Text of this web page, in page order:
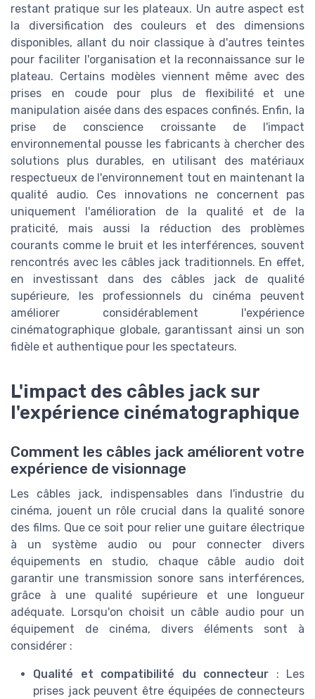
restant pratique sur les plateaux. Un autre aspect est
la diversification des couleurs et des dimensions
disponibles, allant du noir classique à d'autres teintes
pour faciliter l'organisation et la reconnaissance sur le
plateau. Certains modèles viennent même avec des
prises en coude pour plus de flexibilité et une
manipulation aisée dans des espaces confinés. Enfin, la
prise de conscience croissante de l'impact
environnemental pousse les fabricants à chercher des
solutions plus durables, en utilisant des matériaux
respectueux de l'environnement tout en maintenant la
qualité audio. Ces innovations ne concernent pas
uniquement l'amélioration de la qualité et de la
praticité, mais aussi la réduction des problèmes
courants comme le bruit et les interférences, souvent
rencontrés avec les câbles jack traditionnels. En effet,
en investissant dans des câbles jack de qualité
supérieure, les professionnels du cinéma peuvent
améliorer considérablement l'expérience
cinématographique globale, garantissant ainsi un son
fidèle et authentique pour les spectateurs.
L'impact des câbles jack sur
l'expérience cinématographique
Comment les câbles jack améliorent votre
expérience de visionnage
Les câbles jack, indispensables dans l'industrie du
cinéma, jouent un rôle crucial dans la qualité sonore
des films. Que ce soit pour relier une guitare électrique
à un système audio ou pour connecter divers
équipements en studio, chaque câble audio doit
garantir une transmission sonore sans interférences,
grâce à une qualité supérieure et une longueur
adéquate. Lorsqu'on choisit un câble audio pour un
équipement de cinéma, divers éléments sont à
considérer :
Qualité et compatibilité du connecteur : Les
prises jack peuvent être équipées de connecteurs